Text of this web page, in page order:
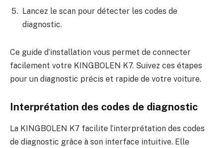
Lancez le scan pour détecter les codes de
diagnostic.
Ce guide d’installation vous permet de connecter
facilement votre KINGBOLEN K7. Suivez ces étapes
pour un diagnostic précis et rapide de votre voiture.
Interprétation des codes de diagnostic
La KINGBOLEN K7 facilite l’interprétation des codes
de diagnostic grâce à son interface intuitive. Elle